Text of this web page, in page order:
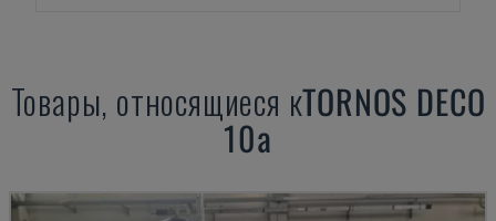
Товары, относящиеся кTORNOS DECO
10a